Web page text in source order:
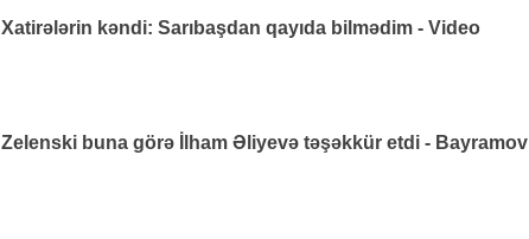
Xatirələrin kəndi: Sarıbaşdan qayıda bilmədim - Video
Zelenski buna görə İlham Əliyevə təşəkkür etdi - Bayramov